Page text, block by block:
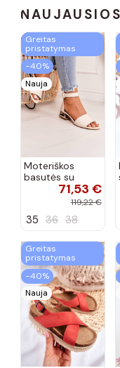
Greitas
pristatymas
−40%
Nauja
Moteriškos
basutės su
aukso spalvos
kulniukais Laura
spalvos
71,53 €
119,22 €
35 36 38
Greitas
pristatymas
−40%
Nauja